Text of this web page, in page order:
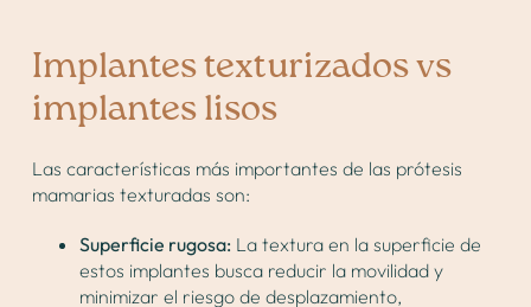
Implantes texturizados vs
implantes lisos
Las características más importantes de las prótesis
mamarias texturadas son:
Superficie rugosa: La textura en la superficie de
estos implantes busca reducir la movilidad y
minimizar el riesgo de desplazamiento,